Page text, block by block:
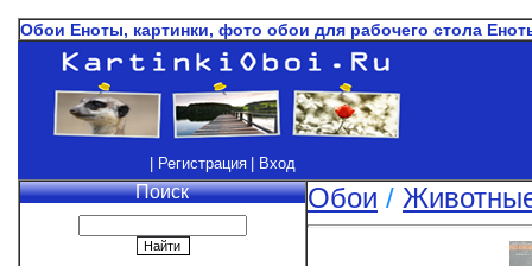
Обои Еноты, картинки, фото обои для рабочего стола
| Регистрация | Вход
Поиск Обои /